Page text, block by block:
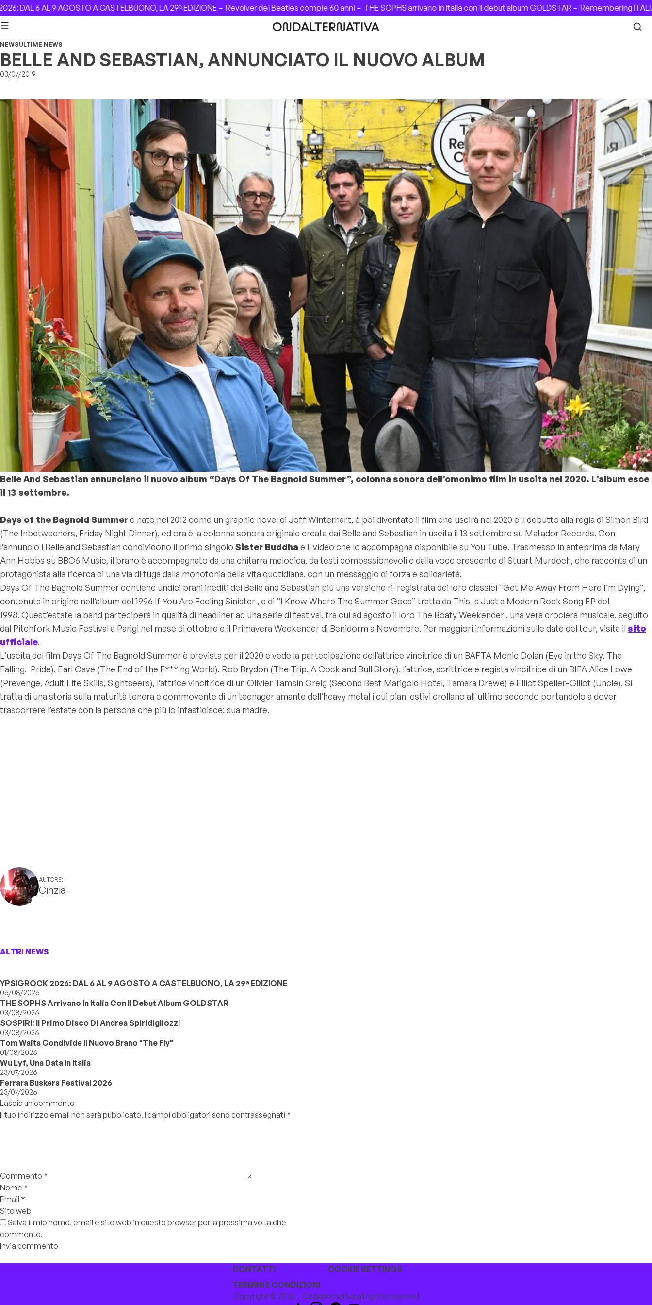
Skip to content
6 AL 9 AGOSTO A CASTELBUONO, LA 29ª EDIZIONE –Revolver dei Beatles compie 60 anni –THE SOPHS arrivano in Italia con il debut album GOLDSTAR –Remembering ITALIAN
NEWSULTIME NEWS
BELLE AND SEBASTIAN, ANNUNCIATO IL NUOVO ALBUM
03/07/2019
Belle And Sebastian annunciano il nuovo album “Days Of The Bagnold Summer”, colonna sonora dell’omonimo film in uscita nel 2020. L’album esce
il 13 settembre.
Days of the Bagnold Summerè nato nel 2012 come un graphic novel di Joff Winterhart, è poi diventato il film che uscirà nel 2020 e il debutto alla regia di Simon Bird
(The Inbetweeners, Friday Night Dinner), ed ora è la colonna sonora originale creata dai Belle and Sebastian in uscita il 13 settembre su Matador Records. Con
l’annuncio i Belle and Sebastian condividono il primo singolo Sister Buddha e il video che lo accompagna disponibile su You Tube. Trasmesso in anteprima da Mary
Ann Hobbs su BBC6 Music, il brano è accompagnato da una chitarra melodica, da testi compassionevoli e dalla voce crescente di Stuart Murdoch, che racconta di un
protagonista alla ricerca di una via di fuga dalla monotonia della vita quotidiana, con un messaggio di forza e solidarietà.
Days Of The Bagnold Summer contiene undici brani inediti dei Belle and Sebastian più una versione ri-registrata dei loro classici “Get Me Away From Here I’m Dying”,
contenuta in origine nell’album del 1996 If You Are Feeling Sinister , e di “I Know Where The Summer Goes” tratta da This Is Just a Modern Rock Song EP del
1998. Quest’estate la band parteciperà in qualità di headliner ad una serie di festival, tra cui ad agosto il loro The Boaty Weekender , una vera crociera musicale, seguito
dal Pitchfork Music Festival a Parigi nel mese di ottobre e il Primavera Weekender di Benidorm a Novembre. Per maggiori informazioni sulle date del tour, visita il sito
ufficiale.
L’uscita del film Days Of The Bagnold Summer è prevista per il 2020 e vede la partecipazione dell’attrice vincitrice di un BAFTA Monic Dolan (Eye in the Sky, The
Falling, Pride), Earl Cave (The End of the F***ing World), Rob Brydon (The Trip, A Cock and Bull Story), l’attrice, scrittrice e regista vincitrice di un BIFA Alice Lowe
(Prevenge, Adult Life Skills, Sightseers), l’attrice vincitrice di un Olivier Tamsin Greig (Second Best Marigold Hotel, Tamara Drewe) e Elliot Speller-Gillot (Uncle). Si
tratta di una storia sulla maturità tenera e commovente di un teenager amante dell’heavy metal i cui piani estivi crollano all'ultimo secondo portandolo a dover
trascorrere l’estate con la persona che più lo infastidisce: sua madre.
AUTORE:
Cinzia
ALTRI NEWS
YPSIGROCK 2026: DAL 6 AL 9 AGOSTO A CASTELBUONO, LA 29ª EDIZIONE
06/08/2026
THE SOPHS Arrivano In Italia Con Il Debut Album GOLDSTAR
03/08/2026
SOSPIRI: Il Primo Disco Di Andrea Spiridigliozzi
03/08/2026
Tom Waits Condivide Il Nuovo Brano "The Fly"
01/08/2026
Wu Lyf, Una Data In Italia
23/07/2026
Ferrara Buskers Festival 2026
23/07/2026
Lascia un commento
Il tuo indirizzo email non sarà pubblicato. I campi obbligatori sono contrassegnati *
Commento *
Nome *
Email *
Sito web
Salva il mio nome, email e sito web in questo browser per la prossima volta che
commento.
CONTATTI
COOKIE SETTINGS
TERMINI E CONDIZIONI
Copyright © 2026 - Ondalternativa all rights reserved